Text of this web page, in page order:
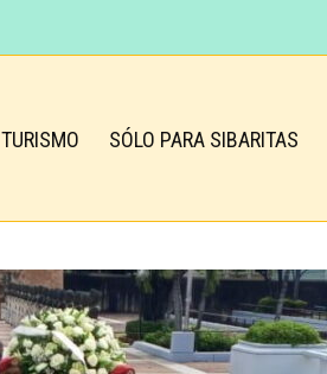
TURISMO SÓLO PARA SIBARITAS